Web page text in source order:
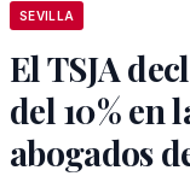
SEVILLA
El TSJA
del 10% en
abogados